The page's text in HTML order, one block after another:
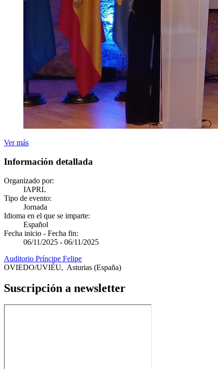
Ver más
Información detallada
Organizado por:
IAPRL
Tipo de evento:
Jornada
Idioma en el que se imparte:
Español
Fecha inicio - Fecha fin:
06/11/2025 - 06/11/2025
Auditorio Príncipe Felipe
OVIEDO/UVIÉU, Asturias (España)
Suscripción a newsletter